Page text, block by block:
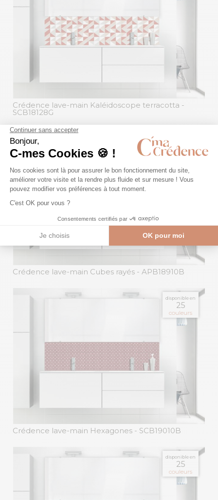
Crédence lave-main Kaléidoscope terracotta -
SCB18128G
disponible en
20
couleurs
Crédence lave-main Cubes rayés - APB18910B
disponible en
25
couleurs
Crédence lave-main Hexagones - SCB19010B
disponible en
25
couleurs